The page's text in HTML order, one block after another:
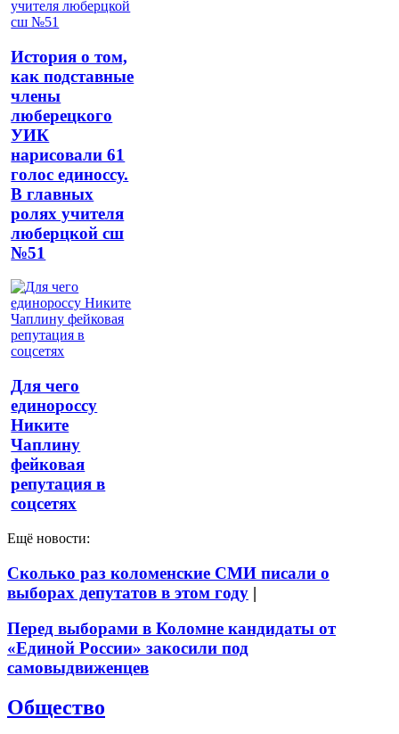
История о том,
как подставные
члены
люберецкого
УИК
нарисовали 61
голос единоссу.
В главных
ролях учителя
люберцкой сш
№51
Для чего
единороссу
Никите
Чаплину
фейковая
репутация в
соцсетях
Ещё новости:
Сколько раз коломенские СМИ писали о
выборах депутатов в этом году |
Перед выборами в Коломне кандидаты от
«Единой России» закосили под
самовыдвиженцев
Общество